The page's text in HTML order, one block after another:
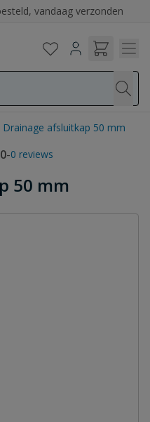
vandaag verzonden
Drainage afsluitkap 50 mm
-0 reviews
50 mm